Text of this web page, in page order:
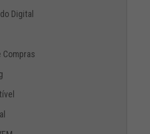
Digital
Compras